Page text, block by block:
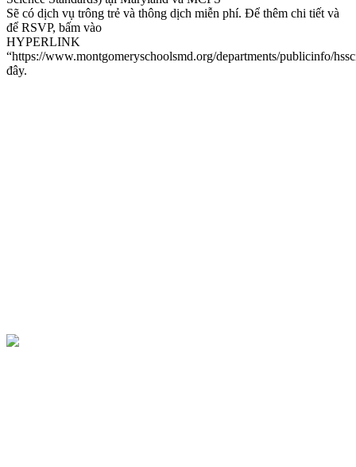
Sẽ có dịch vụ trông trẻ và thông dịch miễn phí. Để thêm chi tiết và
để RSVP, bấm vào
HYPERLINK
“https://www.montgomeryschoolsmd.org/departments/publicinfo/
đây.